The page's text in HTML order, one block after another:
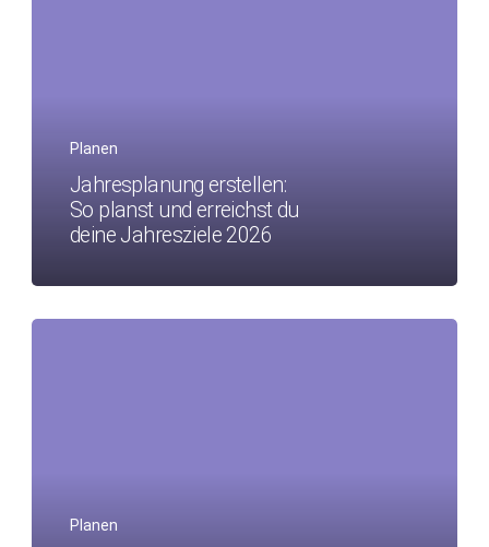
Planen
Jahresplanung erstellen:
So planst und erreichst du
deine Jahresziele 2026
Planen